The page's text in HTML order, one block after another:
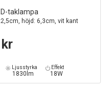
taklampa
höjd: 6,3cm, vit kant
Ljusstyrka
1830lm
Effekt
18W